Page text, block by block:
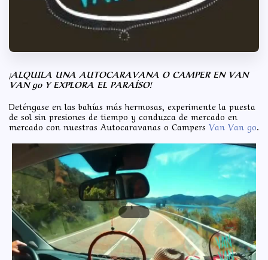
¡ALQUILA UNA AUTOCARAVANA O CAMPER EN VAN
VAN go Y EXPLORA EL PARAÍSO!
Deténgase en las bahías más hermosas, experimente la puesta
de sol sin presiones de tiempo y conduzca de mercado en
mercado con nuestras Autocaravanas o Campers Van Van go.